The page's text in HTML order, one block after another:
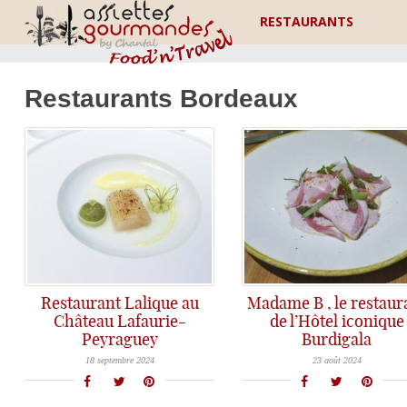
RESTAURANTS
Restaurants Bordeaux
Restaurant Lalique au
Château Lafaurie-
Peyraguey
Un écrin de cristal pour la haute gastronomie de Jérôme Schilling dans le sauternais: le restaurant Lalique du Château Lafaurie-Peyraguey aux portes de Bordeaux.
18 septembre 2024
Madame B , le
de l’Hôtel iconique
Burdigala
Découverte du restaurant Madame B au célèbre Hôtel Burdigala 5* dans le quartier Mériadeck à Bordeaux.
23 août 2024